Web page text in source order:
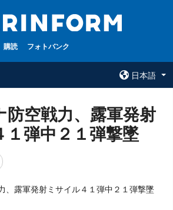
購読 フォトバンク
日本語
ウクルインフォ
コンタクト
防空戦力、露軍発射
１弾中２１弾撃墜